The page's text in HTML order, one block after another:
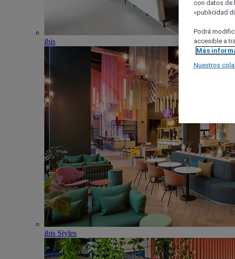
ibis
ibis Styles
con datos de
«publicidad
Podrá
accesible a
Más
Nuestros